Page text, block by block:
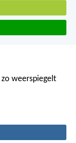
zo weerspiegelt